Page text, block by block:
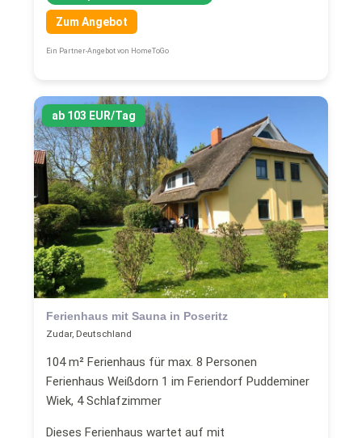
Zum Angebot
Ein Partner-Angebot von HomeToGo
ab 103 EUR/Tag
Ferienhaus mit Sauna in Poseritz
Zudar, Deutschland
104 m² Ferienhaus für max. 8 Personen
Ferienhaus Weißdorn 1 im Feriendorf Puddeminer
Wiek, 4 Schlafzimmer
Dieses Ferienhaus wartet auf mit